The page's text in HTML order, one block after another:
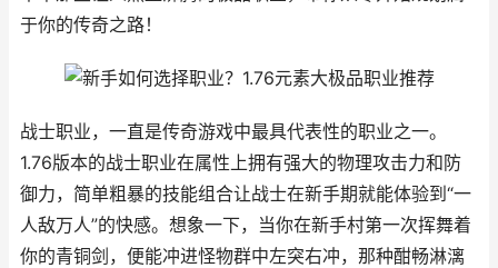
于你的传奇之路！
战士职业，一直是传奇游戏中最具代表性的职业之一。
1.76版本的战士职业在属性上拥有强大的物理攻击力和防
御力，简单粗暴的技能组合让战士在新手期就能体验到“一
人敌万人”的快感。想象一下，当你在新手村第一次挥舞着
你的青铜剑，便能冲进怪物群中左突右冲，那种酣畅淋漓